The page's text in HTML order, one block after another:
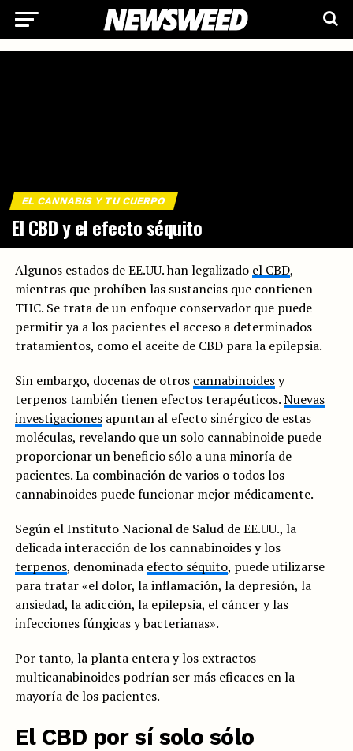
EL CANNABIS Y TU CUERPO
El CBD y el efecto séquito
Algunos estados de EE.UU. han legalizado el CBD,
mientras que prohíben las sustancias que contienen
THC. Se trata de un enfoque conservador que puede
permitir ya a los pacientes el acceso a determinados
tratamientos, como el aceite de CBD para la epilepsia.
Sin embargo, docenas de otros cannabinoidesy
terpenos también tienen efectos terapéuticos.Nuevas
investigacionesapuntan al efecto sinérgico de estas
moléculas, revelando que un solo cannabinoide puede
proporcionar un beneficio sólo a una minoría de
pacientes. La combinación de varios o todos los
cannabinoides puede funcionar mejor médicamente.
Según el Instituto Nacional de Salud de EE.UU., la
delicada interacción de los cannabinoides y los
terpenos, denominada efecto séquito, puede utilizarse
para tratar «el dolor, la inflamación, la depresión, la
ansiedad, la adicción, la epilepsia, el cáncer y las
infecciones fúngicas y bacterianas».
Por tanto, la planta entera y los extractos
multicanabinoides podrían ser más eficaces en la
mayoría de los pacientes.
El CBD por sí solo sólo